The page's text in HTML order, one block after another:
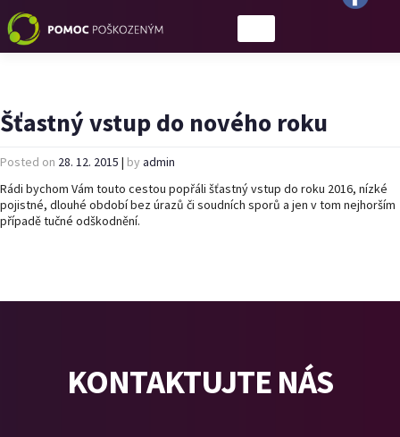
Šťastný vstup do nového roku
Posted on 28. 12. 2015 | by admin
Rádi bychom Vám touto cestou popřáli šťastný vstup do roku 2016, nízké
pojistné, dlouhé období bez úrazů či soudních sporů a jen v tom nejhorším
případě tučné odškodnění.
KONTAKTUJTE NÁS